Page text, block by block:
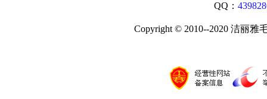
QQ：
Copyright © 2010--2020 洁丽雅